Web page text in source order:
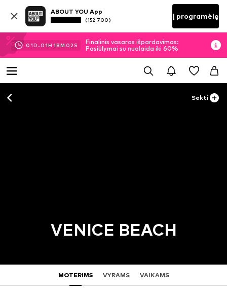
ABOUT YOU App
(152 700) Į programėlę
01D. 01H 18M 01 S
Finalinis vasaros išpardavimas:
Pasiūlymai su nuolaida iki 60%
Sekti
VENICE BEACH
MOTERIMS VYRAMS VAIKAMS